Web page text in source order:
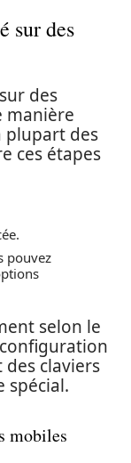
sur des
des
manière
plupart des
ces étapes
pouvez
selon le
claviers
spécial.
mobiles